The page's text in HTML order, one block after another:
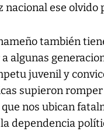
nacional ese olvido
también
algunas
juvenil y
supieron
nos ubican
dependencia